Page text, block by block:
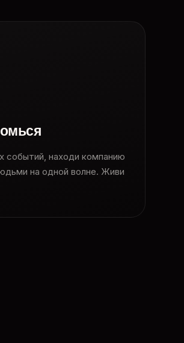
событий, находи компанию
на одной волне. Живи